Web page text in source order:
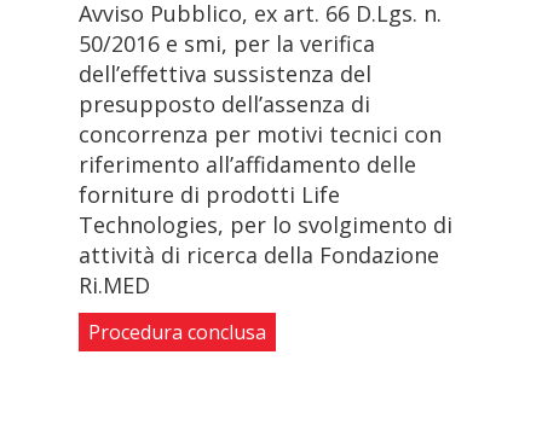
Avviso Pubblico, ex art. 66 D.Lgs. n.
50/2016 e smi, per la verifica
dell’effettiva sussistenza del
presupposto dell’assenza di
concorrenza per motivi tecnici con
riferimento all’affidamento delle
forniture di prodotti Life
Technologies, per lo svolgimento di
attività di ricerca della Fondazione
Ri.MED
Procedura conclusa